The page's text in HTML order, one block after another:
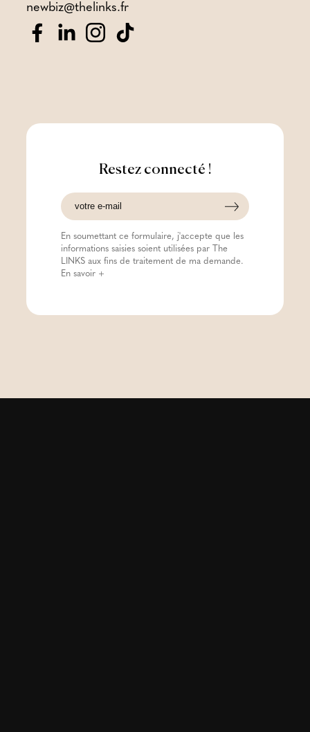
newbiz@thelinks.fr
Restez connecté !
En soumettant ce formulaire, j'accepte que les
informations saisies soient utilisées par The
LINKS aux fins de traitement de ma demande.
En savoir +